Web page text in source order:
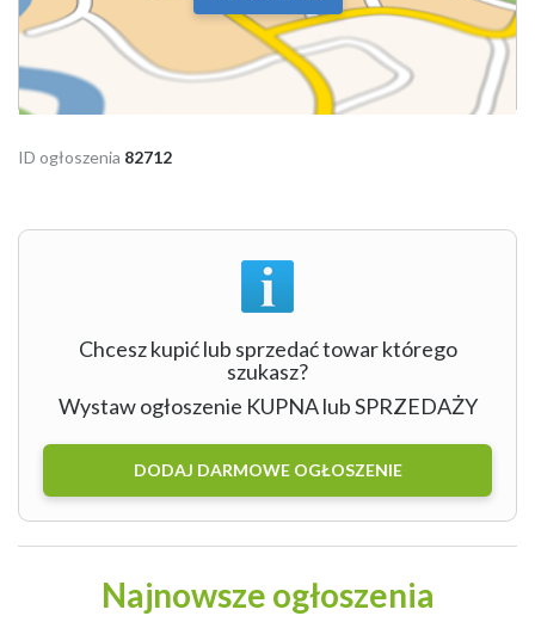
ID ogłoszenia 82712
Chcesz kupić lub sprzedać towar którego
szukasz?
Wystaw ogłoszenie KUPNA lub SPRZEDAŻY
DODAJ DARMOWE OGŁOSZENIE
Najnowsze ogłoszenia